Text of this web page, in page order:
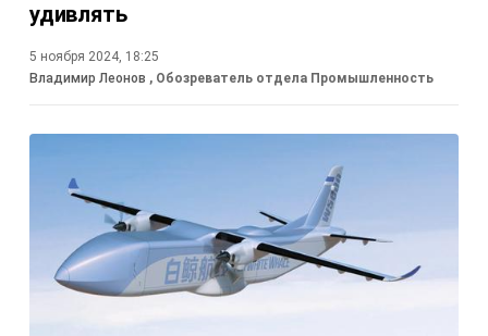
удивлять
5 ноября 2024, 18:25
Владимир Леонов , Обозреватель отдела Промышленность